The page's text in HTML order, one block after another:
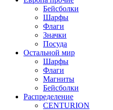
Бейсболки
Шарфы
Флаги
Значки
Посуда
Остальной мир
Шарфы
Флаги
Магниты
Бейсболки
Распределение
CENTURION